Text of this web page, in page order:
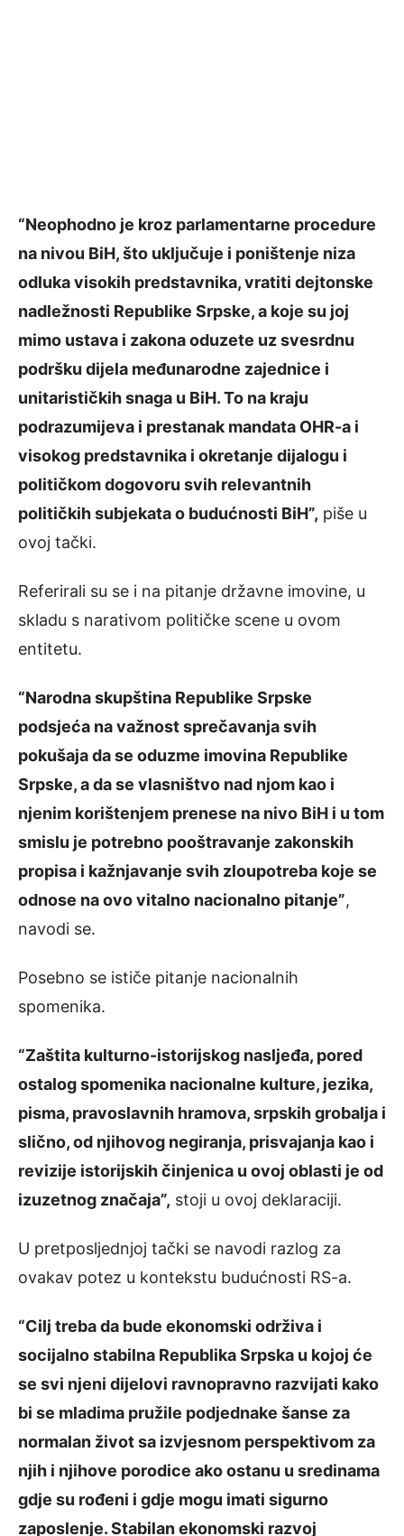
“Neophodno je kroz parlamentarne procedure
na nivou BiH, što uključuje i poništenje niza
odluka visokih predstavnika, vratiti dejtonske
nadležnosti Republike Srpske, a koje su joj
mimo ustava i zakona oduzete uz svesrdnu
podršku dijela međunarodne zajednice i
unitarističkih snaga u BiH. To na kraju
podrazumijeva i prestanak mandata OHR-a i
visokog predstavnika i okretanje dijalogu i
političkom dogovoru svih relevantnih
političkih subjekata o budućnosti BiH”, piše u
ovoj tački.
Referirali su se i na pitanje državne imovine, u
skladu s narativom političke scene u ovom
entitetu.
“Narodna skupština Republike Srpske
podsjeća na važnost sprečavanja svih
pokušaja da se oduzme imovina Republike
Srpske, a da se vlasništvo nad njom kao i
njenim korištenjem prenese na nivo BiH i u tom
smislu je potrebno pooštravanje zakonskih
propisa i kažnjavanje svih zloupotreba koje se
odnose na ovo vitalno nacionalno pitanje”,
navodi se.
Posebno se ističe pitanje nacionalnih
spomenika.
“Zaštita kulturno-istorijskog nasljeđa, pored
ostalog spomenika nacionalne kulture, jezika,
pisma, pravoslavnih hramova, srpskih grobalja i
slično, od njihovog negiranja, prisvajanja kao i
revizije istorijskih činjenica u ovoj oblasti je od
izuzetnog značaja”, stoji u ovoj deklaraciji.
U pretposljednjoj tački se navodi razlog za
ovakav potez u kontekstu budućnosti RS-a.
“Cilj treba da bude ekonomski održiva i
socijalno stabilna Republika Srpska u kojoj će
se svi njeni dijelovi ravnopravno razvijati kako
bi se mladima pružile podjednake šanse za
normalan život sa izvjesnom perspektivom za
njih i njihove porodice ako ostanu u sredinama
gdje su rođeni i gdje mogu imati sigurno
zaposlenje. Stabilan ekonomski razvoj